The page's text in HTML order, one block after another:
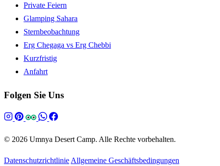
Private Feiern
Glamping Sahara
Sternbeobachtung
Erg Chegaga vs Erg Chebbi
Kurzfristig
Anfahrt
Folgen Sie Uns
© 2026 Umnya Desert Camp. Alle Rechte vorbehalten.
Datenschutzrichtlinie Allgemeine Geschäftsbedingungen